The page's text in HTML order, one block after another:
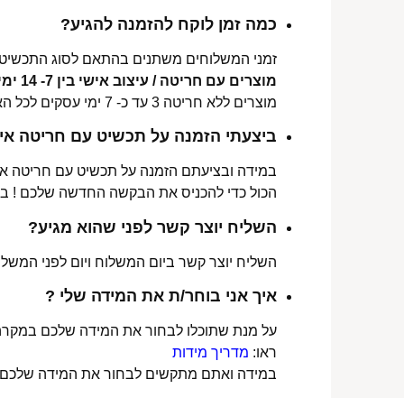
כמה זמן לוקח להזמנה להגיע?
זמני המשלוחים משתנים בהתאם לסוג
מוצרים עם חריטה / עיצוב אישי בין 7- 14 ימי עסקים לכל הארץ.
מוצרים ללא חריטה 3 עד כ- 7 ימי עסקים לכל הארץ.
ביצעתי הזמנה על תכשיט עם חריטה
במידה ובציעתם הזמנה על תכשיט עם חריטה
הכול כדי להכניס את הבקשה החדשה שלכם !
השליח יוצר קשר לפני שהוא מגיע?
השליח יוצר קשר ביום המשלוח ויום לפני
איך אני בוחר/ת את המידה שלי ?
על מנת שתוכלו לבחור את המידה שלכם
ראו: מדריך מידות
במידה ואתם מתקשים לבחור את המידה שלכם